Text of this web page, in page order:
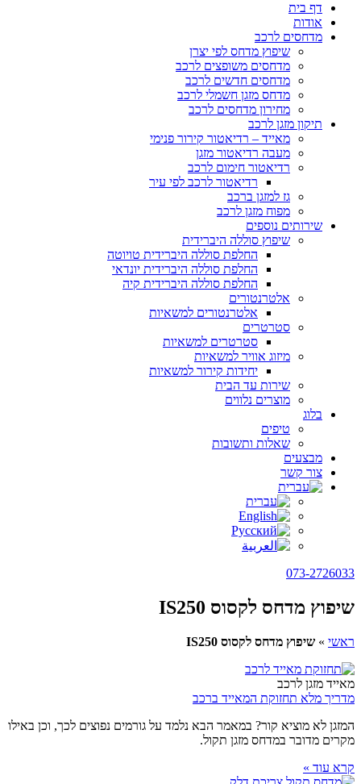
דף בית
אודות
מדחסים לרכב
שיפוץ מדחס לפי יצרן
מדחסים משופצים לרכב
מדחסים חדשים לרכב
מדחס מזגן חשמלי לרכב
מחירון מדחסים לרכב
תיקון מזגן לרכב
מאייד – רדיאטור קירור פנימי
מעבה רדיאטור מזגן
רדיאטור חימום לרכב
רדיאטור לרכב לפי עיר
גז למזגן ברכב
מפוח מזגן לרכב
שירותים נוספים
שיפוץ סוללה היברידית
החלפת סוללה היברידית טויוטה
החלפת סוללה היברידית יונדאי
החלפת סוללה היברידית קיה
אלטרנטורים
אלטרנטורים למשאיות
סטרטרים
סטרטרים למשאיות
מיזוג אוויר למשאיות
יחידות קירור למשאיות
שירות עד הבית
מוצרים נלווים
בלוג
טיפים
שאלות ותשובות
מבצעים
צור קשר
073-2726033
שיפוץ מדחס לקסוס IS250
ראשי » שיפוץ מדחס לקסוס IS250
מאייד מזגן לרכב
מדריך מלא תחזוקת המאייד ברכב
המזגן לא מוציא קור? במאמר הבא נלמד על גורמים נפוצים לכך, וכן באילו
מקרים מדובר במדחס מזגן תקול.
קרא עוד »